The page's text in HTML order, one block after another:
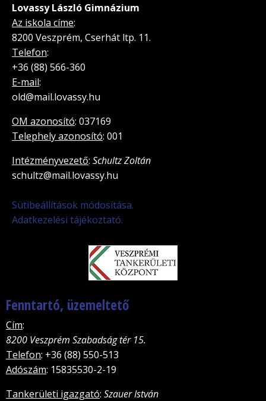
Lovassy László Gimnázium
Az iskola címe:
8200 Veszprém, Cserhát ltp. 11.
Telefon:
+36 (88) 566-360
E-mail:
old@mail.lovassy.hu
OM azonosító: 037169
Telephely azonosító: 001
Intézményvezető: Schultz Zoltán
schultz@mail.lovassy.hu
Sütibeállítások módosítása.
Adatkezelési tájékoztató.
Fenntartó, üzemeltető
Cím:
8200 Veszprém Szabadság tér 15.
Telefon: +36 (88) 550-513
Adószám: 15835530-2-19
Tankerületi igazgató: Szauer István